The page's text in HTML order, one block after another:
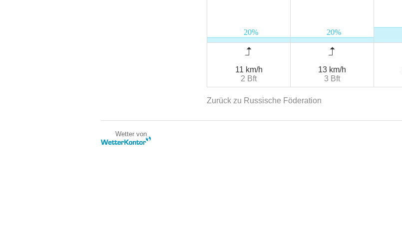
11 km/h
2 Bft
13 km/h
3 Bft
Zurück zu Russische Föderation
Wetter von